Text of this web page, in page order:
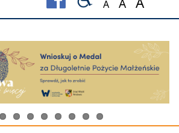
A
Set font size to
Set font
Set